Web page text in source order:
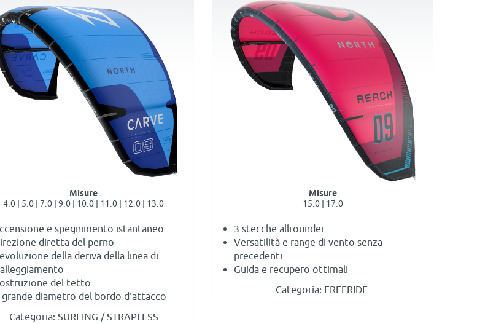
Misure
4.0 | 5.0 | 7.0 | 9.0 | 10.0 | 11.0 | 12.0 | 13.0
e spegnimento istantaneo
diretta del perno
della deriva della linea di
del tetto
grande diametro del bordo d'attacco
Categoria: SURFING / STRAPLESS
Misure
15.0 | 17.0
3 stecche allrounder
Versatilità e range di vento senza
precedenti
Guida e recupero ottimali
Categoria: FREERIDE